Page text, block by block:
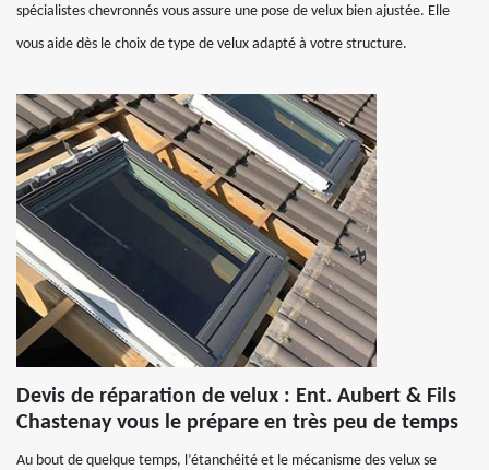
spécialistes chevronnés vous assure une pose de velux bien ajustée. Elle
vous aide dès le choix de type de velux adapté à votre structure.
Devis de réparation de velux : Ent. Aubert & Fils
Chastenay vous le prépare en très peu de temps
Au bout de quelque temps, l’étanchéité et le mécanisme des velux se